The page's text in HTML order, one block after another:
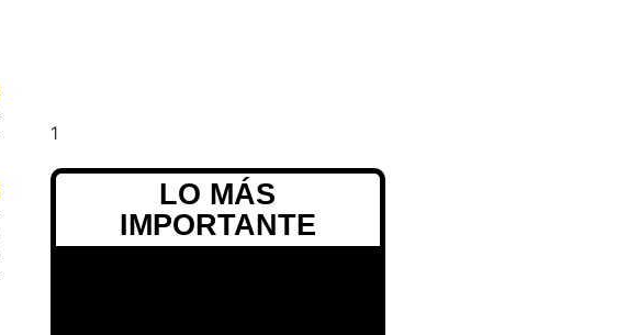
LO MÁS
IMPORTANTE